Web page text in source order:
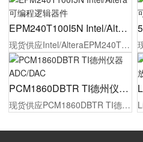
EPM240T100I5N Intel/Altera 可编程逻辑器件
现货供应Intel/AlteraEPM240T100I5N可编程逻辑器件，原厂代理商授权，100%原装正品，同时为制造工厂的采购人员/工程师提供报价，选型指导，样品测试，技术支持，配备1对1专属等服务。
PCM1860DBTR TI德州仪器 ADC/DAC
现货供应PCM1860DBTR TI德州仪器 ADC/DAC，原厂代理商授权，100%原装正品，同时为制造工厂的采购人员/工程师提供报价，选型，样品测试，技术支持，配备1对1专属等服务。